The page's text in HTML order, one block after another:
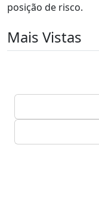
posição de risco.
Mais Vistas